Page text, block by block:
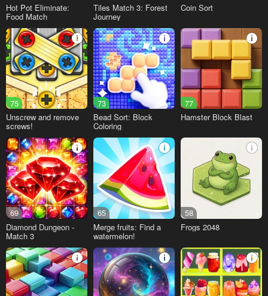
Hot Pot Eliminate:
Food Match
Tiles Match 3: Forest
Journey
Coin Sort
75
Unscrew and remove
screws!
73
Bead Sort: Block
Coloring
77
Hamster Block Blast
69
Diamond Dungeon -
Match 3
65
Merge fruits: Find a
watermelon!
58
Frogs 2048